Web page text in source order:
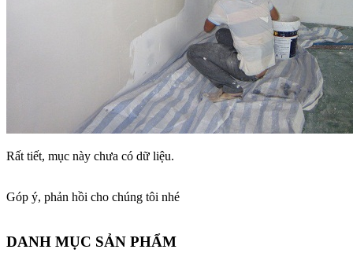
Rất tiết, mục này chưa có dữ liệu.
Góp ý, phản hồi cho chúng tôi nhé
DANH MỤC SẢN PHẨM